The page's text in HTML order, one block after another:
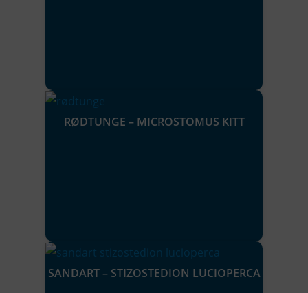
RØDTUNGE – MICROSTOMUS KITT
SANDART – STIZOSTEDION LUCIOPERCA